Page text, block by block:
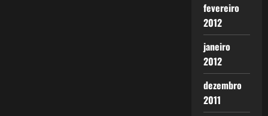
fevereiro
2012
janeiro
2012
dezembro
2011